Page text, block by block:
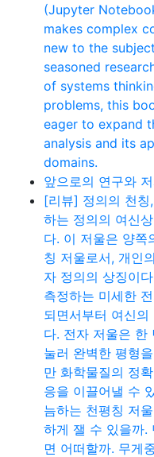
(Jupyter
makes complex
new to the
seasoned
of systems
problems, this
eager to expand
analysis and its
domains.
앞으로의 연구와
[리뷰] 정의의 천칭
하는 정의의 여신
다. 이 저울은 양쪽
칭 저울로서, 개인
자 정의의 상징이
측정하는 미세한
되면서부터 여신
다. 전자 저울은 한
눌러 완벽한 평형
만 화학물질의 정
응을 이끌어낼 수
늠하는 천평칭 저
하게 잴 수 있을까.
면 어떠할까. 무게